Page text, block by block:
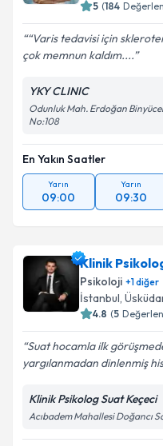
5 (184
“Varis tedavisi için
çok memnun kaldım....
YKY CLINIC
Odunluk Mah. Erdoğan
No:108
En Yakın Saatler
Yarın
09:00
Yarın
09:30
Klinik
Psikoloji +1diğer
İstanbul,
4.8 (5
Suat hocamla ilk
yargılanmadan dinlenmiş
Klinik Psikolog Suat Keçeci
Acıbadem Mahallesi Doğancı